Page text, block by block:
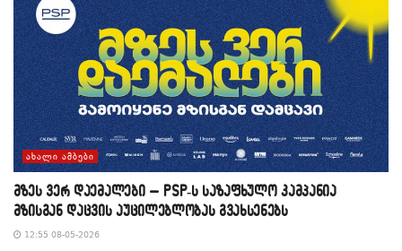
ᲐᲮᲐᲚᲘ ᲐᲛᲑᲔᲑᲘ
მზეს ვერ დაემალები – PSP-ს საზაფხულო კამპანია
მზისგან დაცვის აუცილებლობას გვახსენებს
12:55 08-05-2026